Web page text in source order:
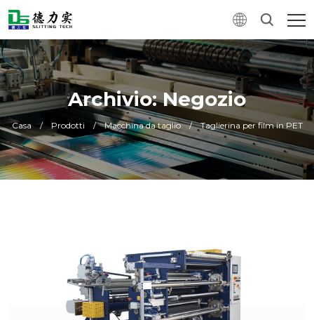
Archivio: Negozio
Casa / Prodotti / Macchina da taglio / Taglierina per film in PET